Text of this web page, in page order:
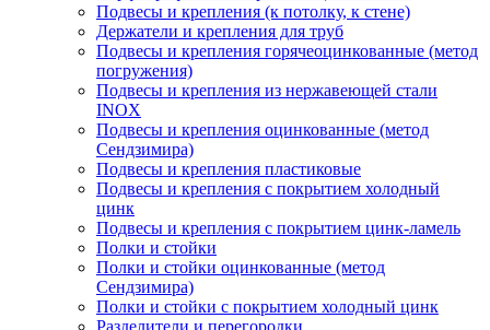
Подвесы и крепления (к потолку, к стене)
Держатели и крепления для труб
Подвесы и крепления горячеоцинкованные (метод
погружения)
Подвесы и крепления из нержавеющей стали
INOX
Подвесы и крепления оцинкованные (метод
Сендзимира)
Подвесы и крепления пластиковые
Подвесы и крепления с покрытием холодный
цинк
Подвесы и крепления с покрытием цинк-ламель
Полки и стойки
Полки и стойки оцинкованные (метод
Сендзимира)
Полки и стойки с покрытием холодный цинк
Разделители и перегородки